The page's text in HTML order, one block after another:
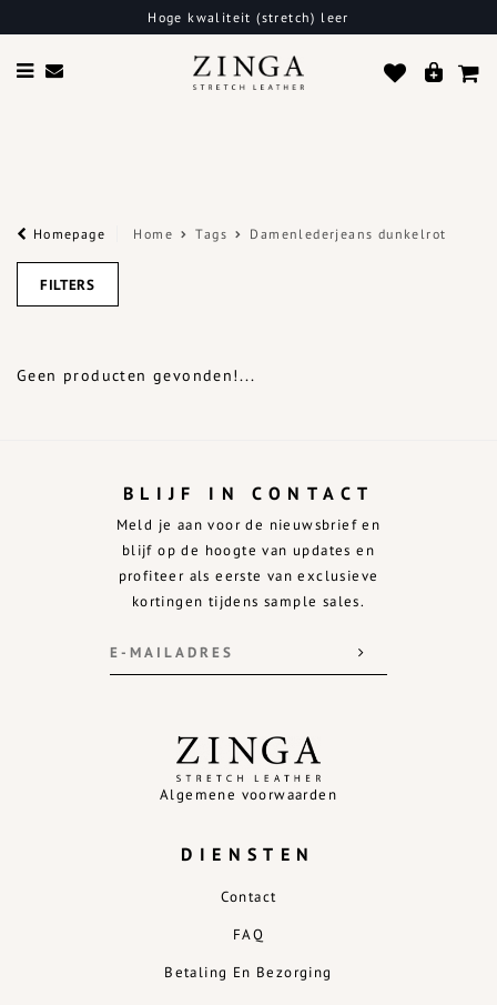
Hoge kwaliteit (stretch) leer
Homepage Home Tags Damenlederjeans dunkelrot
FILTERS
Geen producten gevonden!...
Algemene voorwaarden
DIENSTEN
Contact
FAQ
Betaling En Bezorging
BLIJF IN CONTACT
Meld je aan voor de nieuwsbrief en
blijf op de hoogte van updates en
profiteer als eerste van exclusieve
kortingen tijdens sample sales.